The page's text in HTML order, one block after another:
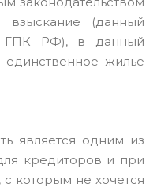
(данный
ГПК РФ), в данный
жилье
является одним из
кредиторов и при
которым не хочется